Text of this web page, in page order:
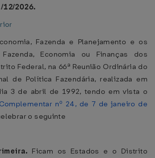
12/2026.
Fazenda e Planejamento e os
Economia ou Finanças dos
Federal, na 66ª Reunião Ordinária do
de Política Fazendária, realizada em
3 de abril de 1992, tendo em vista o
nº 24, de 7 de janeiro de
o seguinte
Ficam os Estados e o Distrito